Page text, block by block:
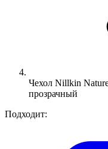
Чехол Nillkin
прозрачный
Подходит: